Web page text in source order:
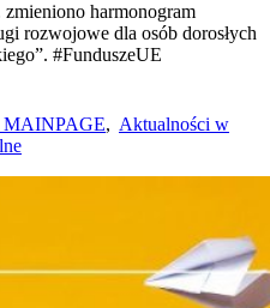
harmonogram
rozwojowe dla osób dorosłych
#FunduszeUE
MAINPAGE, Aktualności w